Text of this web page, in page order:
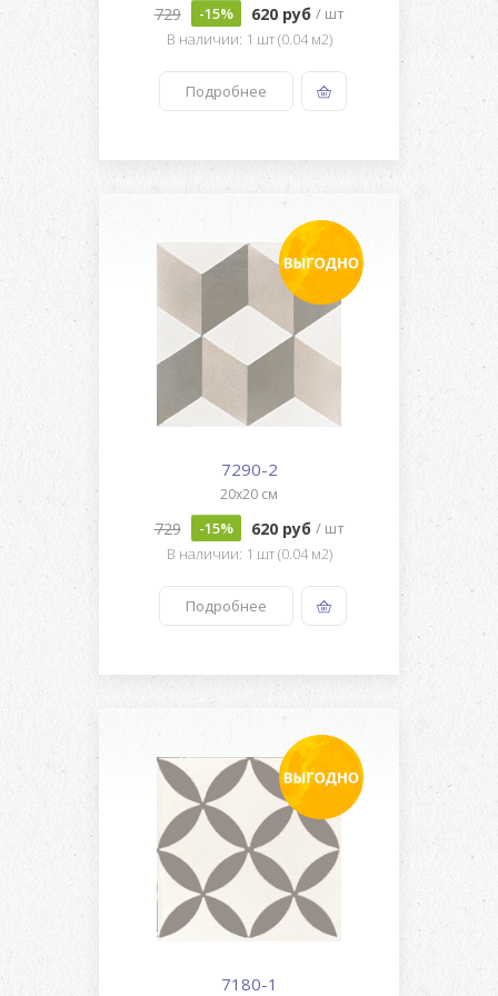
729 -15% 620 руб / шт
В наличии: 1 шт (0.04 м2)
Подробнее
7290-2
20x20 см
729 -15% 620 руб / шт
В наличии: 1 шт (0.04 м2)
Подробнее
7180-1